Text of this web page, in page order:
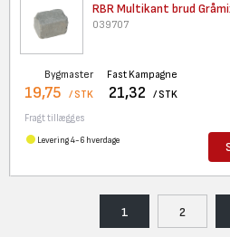
RBR Multikant brud
039707
Bygmaster
19,75 / STK
Fast Kampagne
21,32 / STK
Fragt tillægges
Levering 4-6 hverdage
1 2